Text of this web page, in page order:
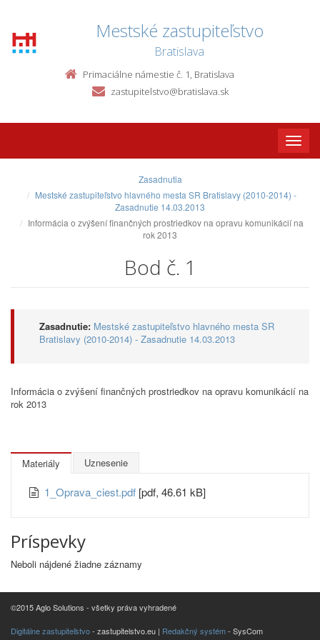
Mestské zastupiteľstvo
Bratislava
Primaciálne námestie č. 1, Bratislava
zastupitelstvo@bratislava.sk
Toggle
Zasadnutia
Mestské zastupiteľstvo hlavného mesta SR Bratislavy (2010-2014) -
Zasadnutie 14.03.2013
Informácia o zvýšení finančných prostriedkov na opravu komunikácií na
rok 2013
Bod č. 1
Zasadnutie: Mestské zastupiteľstvo hlavného mesta SR
Bratislavy (2010-2014) - Zasadnutie 14.03.2013
Informácia o zvýšení finančných prostriedkov na opravu komunikácií na
rok 2013
Materiály Uznesenie
1_Oprava_ciest.pdf [pdf, 46.61 kB]
Príspevky
Neboli nájdené žiadne záznamy
©2015 Aglo Solutions - všetky práva vyhradené
Digitálne zastupiteľstvo- zastupitelstvo.eu | Redakčný systém- SysCom